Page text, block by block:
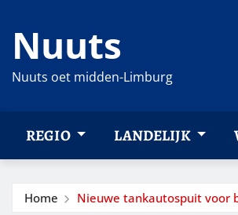
naar
inhoud
Nuuts
Nuuts oet midden-Limburg
REGIO LANDELIJK
Home Nieuwe tankautospuit voor